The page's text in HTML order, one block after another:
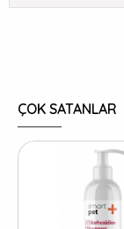
ÇOK SATANLAR